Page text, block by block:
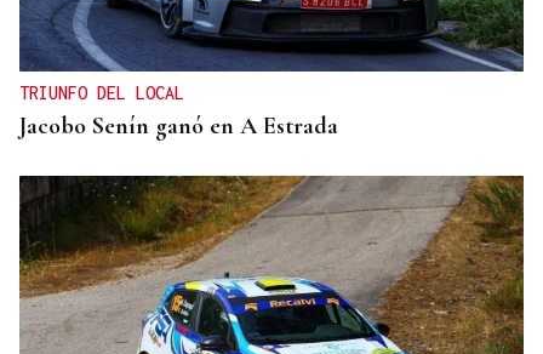
TRIUNFO DEL LOCAL
Jacobo Senín ganó en A Estrada